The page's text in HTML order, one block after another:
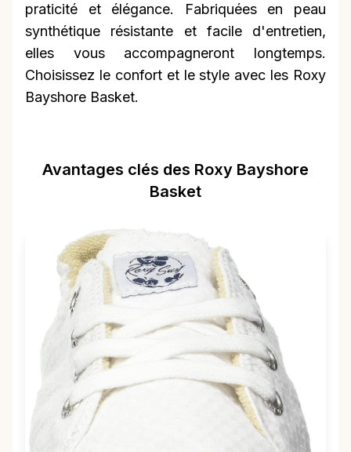
praticité et élégance. Fabriquées en peau
synthétique résistante et facile d'entretien,
elles vous accompagneront longtemps.
Choisissez le confort et le style avec les Roxy
Bayshore Basket.
Avantages clés des Roxy Bayshore
Basket